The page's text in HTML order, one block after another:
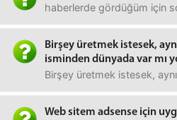
haberlerde gördüğüm için
Birşey üretmek istesek,
isminden dünyada var mı
Birşey üretmek istesek,
Web sitem adsense için